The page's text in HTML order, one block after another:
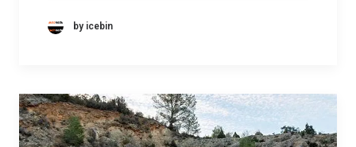
by icebin